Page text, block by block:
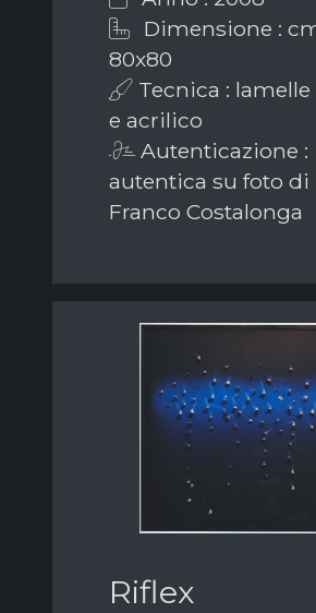
Dimensione :
80x80
Tecnica :
e acrilico
Autenticazione :
autentica su foto di
Franco Costalonga
Riflex